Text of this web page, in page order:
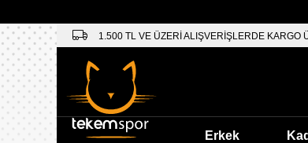
1.500 TL VE ÜZERİ ALIŞVERİŞLERDE KARGO
Erkek